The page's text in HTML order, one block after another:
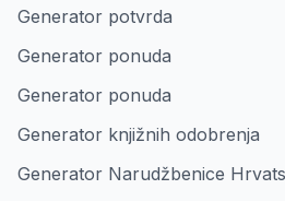
Generator potvrda
Generator ponuda
Generator ponuda
Generator knjižnih odobrenja
Generator Narudžbenice